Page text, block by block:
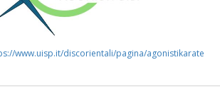
www.uisp.it/discorientali/pagina/agonistikarate